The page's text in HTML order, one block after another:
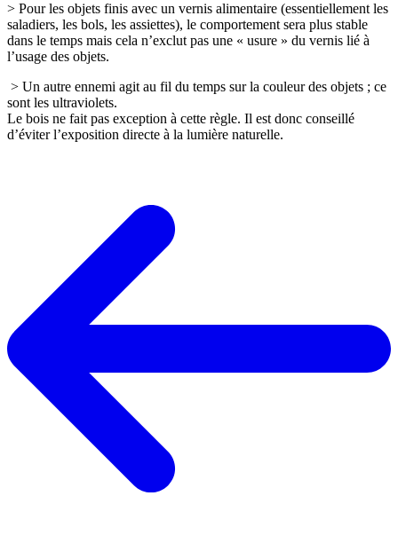
> Pour les objets finis avec un vernis alimentaire (essentiellement les
saladiers, les bols, les assiettes), le comportement sera plus stable
dans le temps mais cela n’exclut pas une « usure » du vernis lié à
l’usage des objets.
> Un autre ennemi agit au fil du temps sur la couleur des objets ; ce
sont les ultraviolets.
Le bois ne fait pas exception à cette règle. Il est donc conseillé
d’éviter l’exposition directe à la lumière naturelle.